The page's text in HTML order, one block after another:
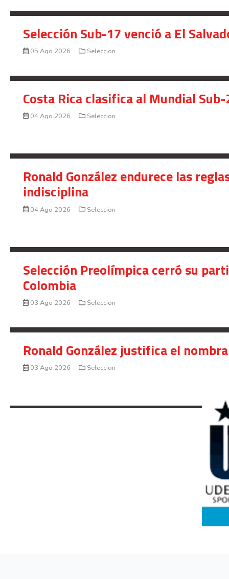
Selección Sub-17 venció a El
05 Ago 2026 Seleccion
Costa Rica clasifica al Mundial
04 Ago 2026 Seleccion
Ronald González endurece las
indisciplina
04 Ago 2026 Seleccion
Selección Preolímpica cerró su
Colombia
03 Ago 2026 Seleccion
Ronald González justifica el
03 Ago 2026 Seleccion